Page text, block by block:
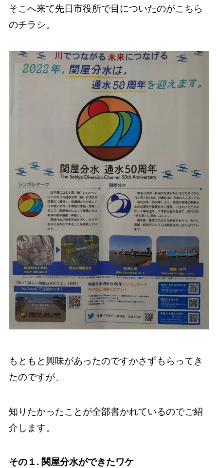
そこへ来て先日市役所で目についたのがこちら
のチラシ。
もともと興味があったのですかさずもらってき
たのですが、
知りたかったことが全部書かれているのでご紹
介します。
その１. 関屋分水ができたワケ